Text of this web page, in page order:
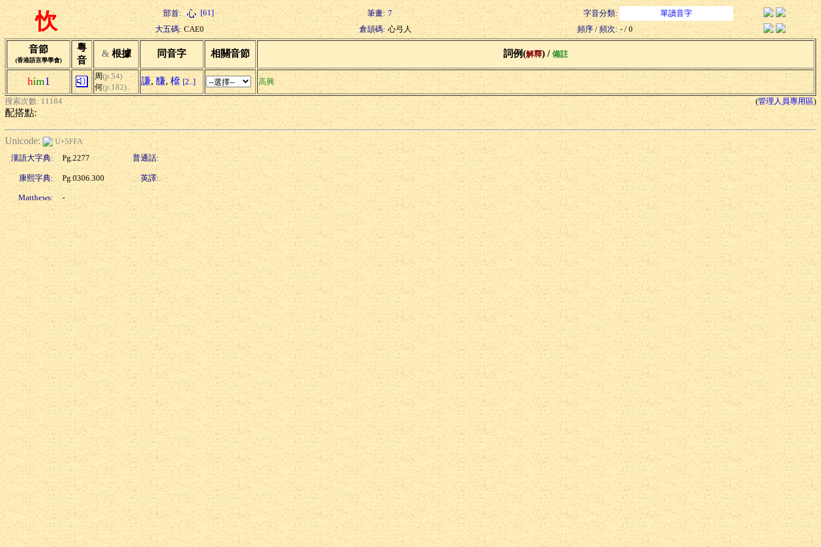
忺 部首: [61] 筆畫: 7 字音分類:
單讀音字
大五碼: CAE0 倉頡碼: 心弓人 頻序 / 頻次: - / 0
音節
(香港語言學學會)
粵
音
& 根據 同音字 相關音節 詞例(解釋) / 備註
him1 周(p.54)
何(p.182)
謙, 馦, 檶 [2..] 高興
搜索次數: 11184 (管理人員專用區)
配搭點:
Unicode:
U+5FFA
漢語大字典:
Pg.2277 普通話:
康熙字典: Pg.0306.300 英譯:
Matthews: -